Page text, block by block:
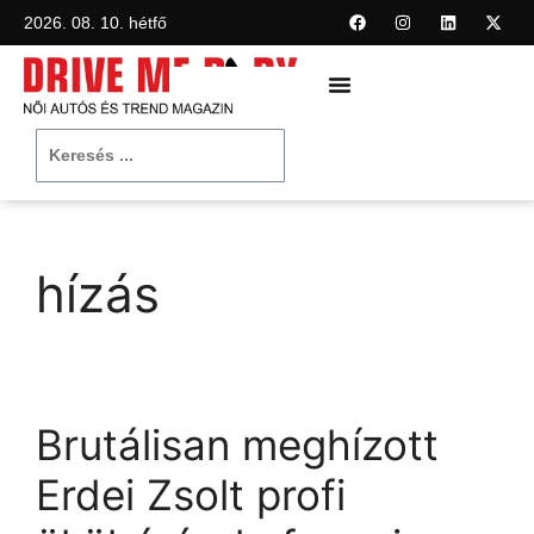
2026. 08. 10. hétfő
hízás
Brutálisan meghízott
Erdei Zsolt profi